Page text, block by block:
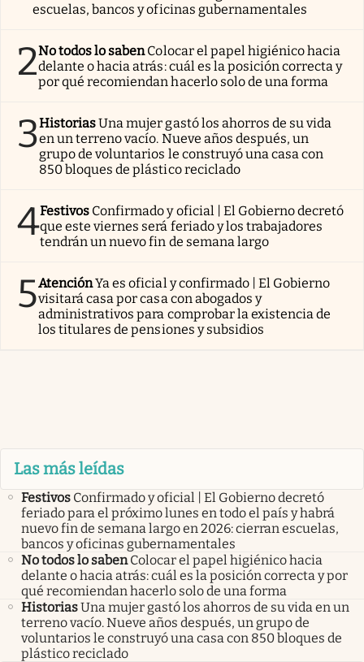
escuelas, bancos y oficinas gubernamentales
2No todos lo sabenColocar el papel higiénico hacia
delante o hacia atrás: cuál es la posición correcta y
por qué recomiendan hacerlo solo de una forma
3HistoriasUna mujer gastó los ahorros de su vida
en un terreno vacío. Nueve años después, un
grupo de voluntarios le construyó una casa con
850 bloques de plástico reciclado
4Festivos Confirmado y oficial | El Gobierno decretó
que este viernes será feriado y los trabajadores
tendrán un nuevo fin de semana largo
5AtenciónYa es oficial y confirmado | El Gobierno
visitará casa por casa con abogados y
administrativos para comprobar la existencia de
los titulares de pensiones y subsidios
Las más leídas
Festivos Confirmado y oficial | El Gobierno decretó
feriado para el próximo lunes en todo el país y habrá
nuevo fin de semana largo en 2026: cierran escuelas,
bancos y oficinas gubernamentales
No todos lo saben Colocar el papel higiénico hacia
delante o hacia atrás: cuál es la posición correcta y por
qué recomiendan hacerlo solo de una forma
HistoriasUna mujer gastó los ahorros de su vida en un
terreno vacío. Nueve años después, un grupo de
voluntarios le construyó una casa con 850 bloques de
plástico reciclado